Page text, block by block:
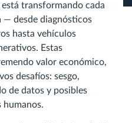
transformando cada
— desde diagnósticos
hasta vehículos
Estas
valor económico,
desafíos: sesgo,
de datos y posibles
humanos.